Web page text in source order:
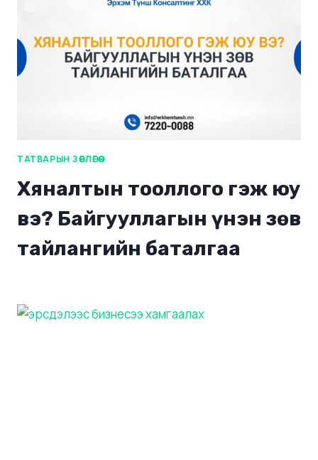
ТАТВАРЫН ЗӨВЛӨГӨӨ
Хяналтын тооллого гэж юу
вэ? Байгууллагын үнэн зөв
тайлангийн баталгаа